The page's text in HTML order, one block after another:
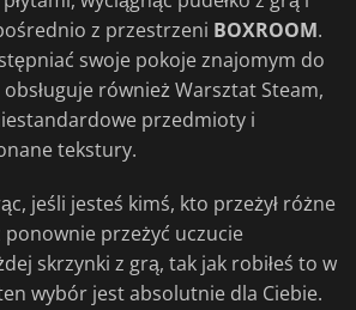
z przestrzeni BOXROOM.
swoje pokoje znajomym do
również Warsztat Steam,
przedmioty i
tekstury.
jeśli jesteś kimś, kto przeżył różne
ponownie przeżyć uczucie
skrzynki z grą, tak jak robiłeś to w
wybór jest absolutnie dla Ciebie.